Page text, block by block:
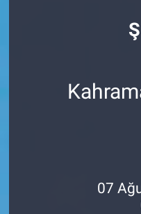
07
EĞİTİM
Son Dakika